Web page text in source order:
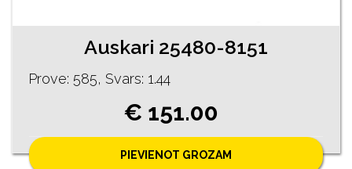
Auskari 25480-8151
Prove: 585, Svars: 1.44
€ 151.00
PIEVIENOT GROZAM